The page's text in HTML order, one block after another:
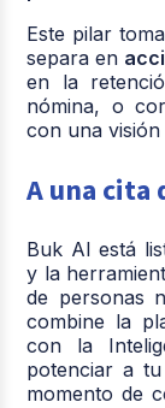
Este pilar
separa en
en la
nómina, o
con una
A una cita
Buk AI está
y la
de personas
combine la
con la
potenciar a
momento de